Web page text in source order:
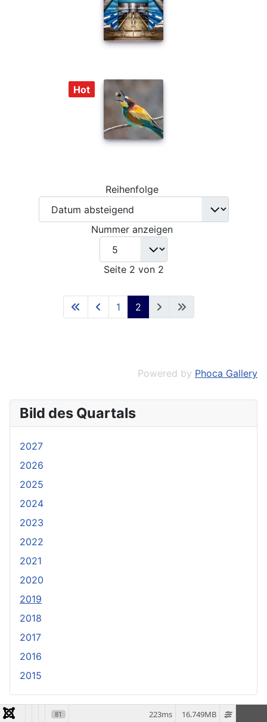
Bild des Quartals
2027
2026
2025
2024
2023
2022
2021
2020
2019
2018
2017
2016
2015
Hot
Reihenfolge
Nummer anzeigen
Seite 2 von 2
1 2
Powered by Phoca Gallery
81 16.749MB
223ms